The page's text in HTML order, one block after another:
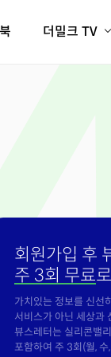
더밀크 TV
크리스의 뉴욕 시
밸리토크
회원가입 후
주 3회 무료
가치있는 정보를 신선
서비스가 아닌 세상과
뷰스레터는 실리콘밸
포함하여 주 3회(월,